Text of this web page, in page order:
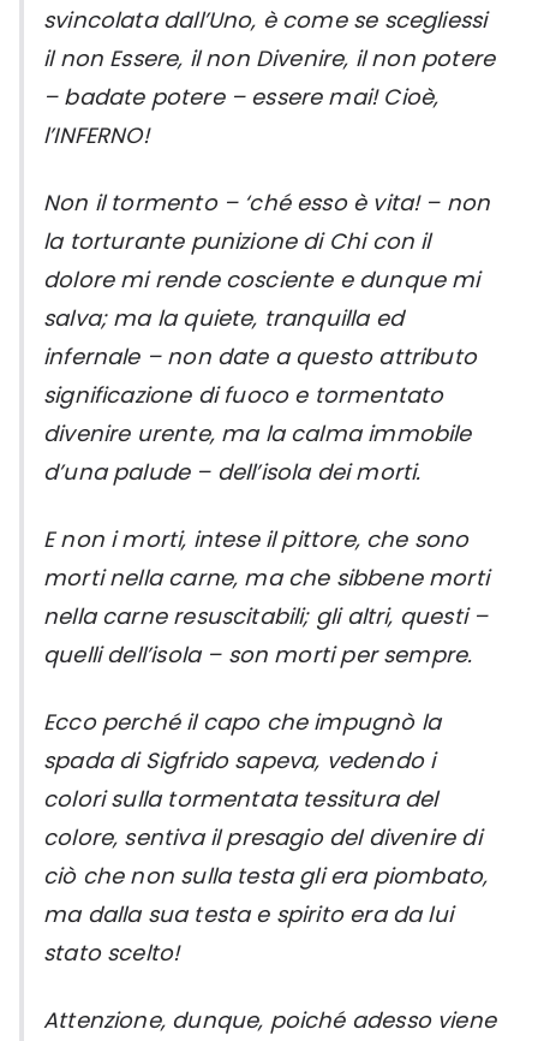
svincolata dall’Uno, è come se scegliessi
il non Essere, il non Divenire, il non potere
– badate potere – essere mai! Cioè,
l’INFERNO!
Non il tormento – ‘ché esso è vita! – non
la torturante punizione di Chi con il
dolore mi rende cosciente e dunque mi
salva; ma la quiete, tranquilla ed
infernale – non date a questo attributo
significazione di fuoco e tormentato
divenire urente, ma la calma immobile
d’una palude – dell’isola dei morti.
E non i morti, intese il pittore, che sono
morti nella carne, ma che sibbene morti
nella carne resuscitabili; gli altri, questi –
quelli dell’isola – son morti per sempre.
Ecco perché il capo che impugnò la
spada di Sigfrido sapeva, vedendo i
colori sulla tormentata tessitura del
colore, sentiva il presagio del divenire di
ciò che non sulla testa gli era piombato,
ma dalla sua testa e spirito era da lui
stato scelto!
Attenzione, dunque, poiché adesso viene